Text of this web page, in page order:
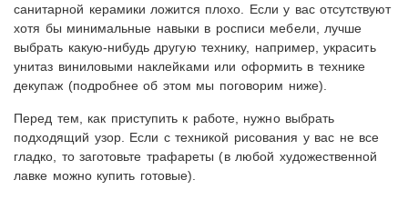
санитарной керамики ложится плохо. Если у вас отсутствуют
хотя бы минимальные навыки в росписи мебели, лучше
выбрать какую-нибудь другую технику, например, украсить
унитаз виниловыми наклейками или оформить в технике
декупаж (подробнее об этом мы поговорим ниже).
Перед тем, как приступить к работе, нужно выбрать
подходящий узор. Если с техникой рисования у вас не все
гладко, то заготовьте трафареты (в любой художественной
лавке можно купить готовые).